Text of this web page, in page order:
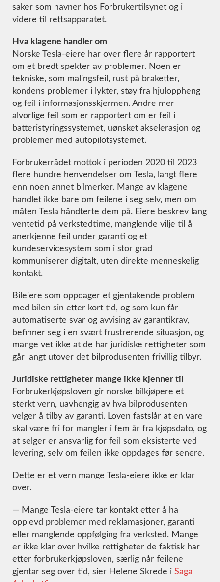
saker som havner hos Forbrukertilsynet og i
videre til rettsapparatet.
Hva klagene handler om
Norske Tesla-eiere har over flere år rapportert
om et bredt spekter av problemer. Noen er
tekniske, som malingsfeil, rust på braketter,
kondens problemer i lykter, støy fra hjuloppheng
og feil i informasjonsskjermen. Andre mer
alvorlige feil som er rapportert om er feil i
batteristyringssystemet, uønsket akselerasjon og
problemer med autopilotsystemet.
Forbrukerrådet mottok i perioden 2020 til 2023
flere hundre henvendelser om Tesla, langt flere
enn noen annet bilmerker. Mange av klagene
handlet ikke bare om feilene i seg selv, men om
måten Tesla håndterte dem på. Eiere beskrev lang
ventetid på verkstedtime, manglende vilje til å
anerkjenne feil under garanti og et
kundeservicesystem som i stor grad
kommuniserer digitalt, uten direkte menneskelig
kontakt.
Bileiere som oppdager et gjentakende problem
med bilen sin etter kort tid, og som kun får
automatiserte svar og avvising av garantikrav,
befinner seg i en svært frustrerende situasjon, og
mange vet ikke at de har juridiske rettigheter som
går langt utover det bilprodusenten frivillig tilbyr.
Juridiske rettigheter mange ikke kjenner til
Forbrukerkjøpsloven gir norske bilkjøpere et
sterkt vern, uavhengig av hva bilprodusenten
velger å tilby av garanti. Loven fastslår at en vare
skal være fri for mangler i fem år fra kjøpsdato, og
at selger er ansvarlig for feil som eksisterte ved
levering, selv om feilen ikke oppdages før senere.
Dette er et vern mange Tesla-eiere ikke er klar
over.
— Mange Tesla-eiere tar kontakt etter å ha
opplevd problemer med reklamasjoner, garanti
eller manglende oppfølging fra verksted. Mange
er ikke klar over hvilke rettigheter de faktisk har
etter forbrukerkjøpsloven, særlig når feilene
gjentar seg over tid, sier Helene Skrede i Saga